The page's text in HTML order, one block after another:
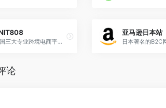
韩国三大专业跨境电商平台之一
亚马逊日本站
论